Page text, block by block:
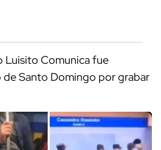
Luisito Comunica fue
de Santo Domingo por grabar